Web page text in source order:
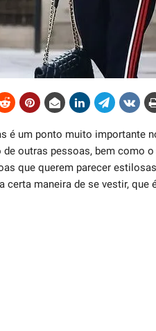
é um ponto muito importante
outras pessoas, bem como
que querem parecer
certa maneira de se vestir,